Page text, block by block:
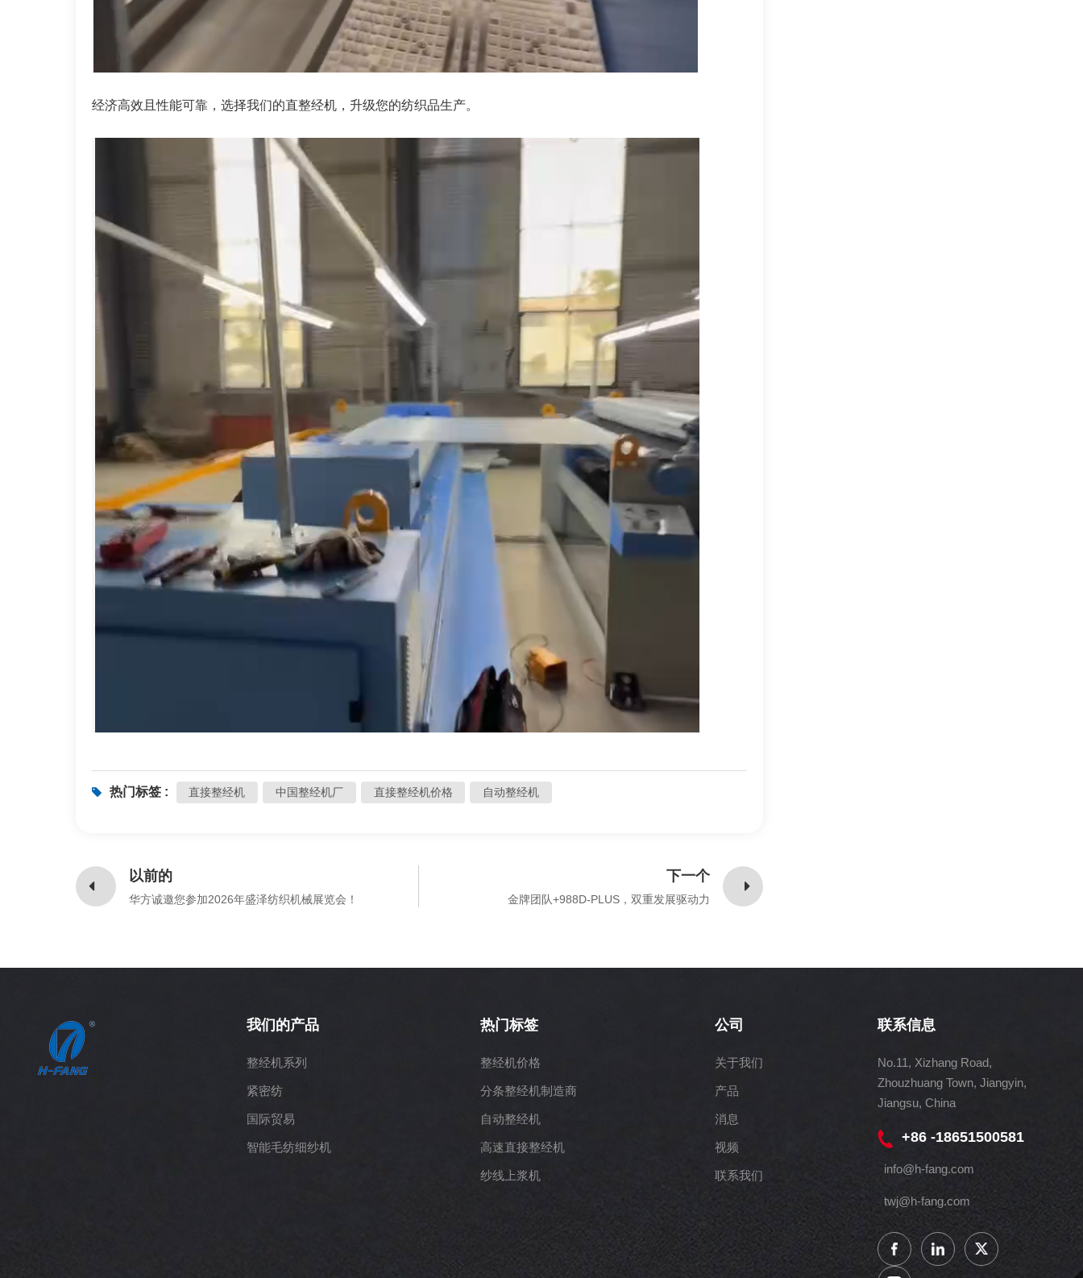
经济高效且性能可靠，选择我们的直整经机，升级您的纺织品生产。
热门标签 : 直接整经机 中国整经机厂 直接整经机价格 自动整经机
以前的
华方诚邀您参加2026年盛泽纺织机械展览会！
下一个
金牌团队+988D-PLUS，双重发展驱动力
我们的产品
整经机系列
紧密纺
国际贸易
智能毛纺细纱机
热门标签
整经机价格
分条整经机制造商
自动整经机
高速直接整经机
纱线上浆机
公司
关于我们
产品
消息
视频
联系我们
联系信息
No.11, Xizhang Road,
Zhouzhuang Town, Jiangyin,
Jiangsu, China
+86 -18651500581
info@h-fang.com
twj@h-fang.com